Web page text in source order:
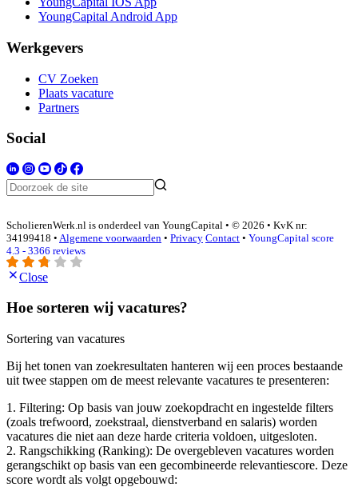
YoungCapital Android App
Werkgevers
CV Zoeken
Plaats vacature
Partners
Social
ScholierenWerk.nl is onderdeel van YoungCapital • © 2026 • KvK nr:
34199418 • Algemene voorwaarden • Privacy Contact • YoungCapital score
4.3 - 3366 reviews
Close
Hoe sorteren wij vacatures?
Sortering van vacatures
Bij het tonen van zoekresultaten hanteren wij een proces bestaande
uit twee stappen om de meest relevante vacatures te presenteren:
1. Filtering: Op basis van jouw zoekopdracht en ingestelde filters
(zoals trefwoord, zoekstraal, dienstverband en salaris) worden
vacatures die niet aan deze harde criteria voldoen, uitgesloten.
2. Rangschikking (Ranking): De overgebleven vacatures worden
gerangschikt op basis van een gecombineerde relevantiescore. Deze
score wordt als volgt opgebouwd: